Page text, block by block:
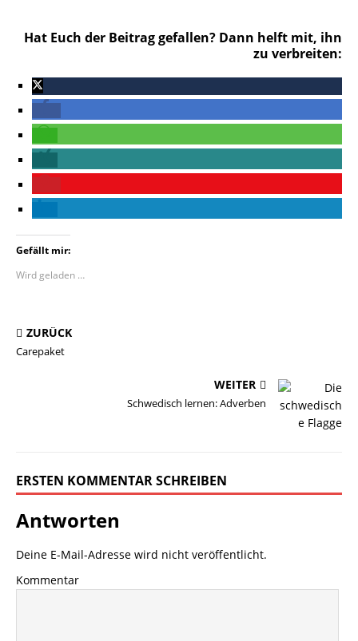
Hat Euch der Beitrag gefallen? Dann helft mit, ihn
zu verbreiten:
Gefällt mir:
Wird geladen …
ZURÜCK
Carepaket
WEITER
Schwedisch lernen: Adverben
ERSTEN KOMMENTAR SCHREIBEN
Antworten
Deine E-Mail-Adresse wird nicht veröffentlicht.
Kommentar